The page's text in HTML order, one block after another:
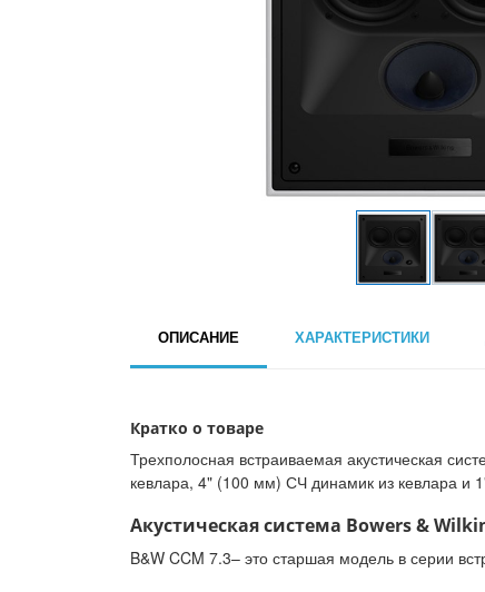
ОПИСАНИЕ ХАРАКТЕРИСТИКИ
Кратко о товаре
Трехполосная встраиваемая акустическая
кевлара, 4" (100 мм) СЧ динамик из кевлара и
Акустическая система Bowers &
B&W CCM 7.3– это старшая модель в серии